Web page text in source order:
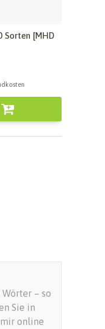
Sorten [MHD
Wörter – so
Sie in
online